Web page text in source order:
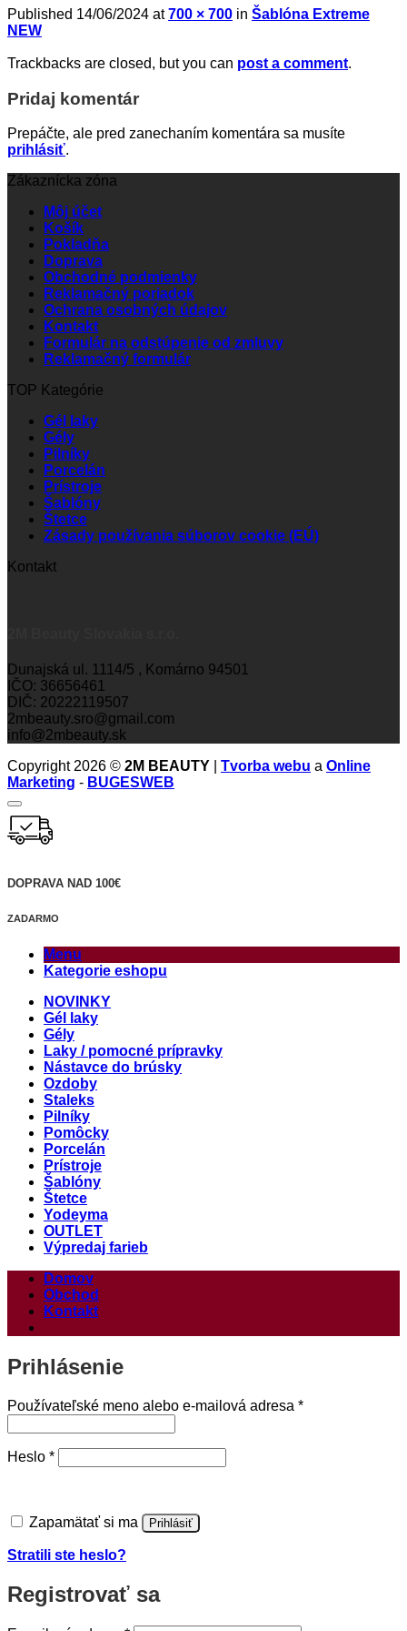
Published 14/06/2024 at700 × 700 in Šablóna Extreme
NEW
Trackbacks are closed, but you can post a comment.
Pridaj komentár
Prepáčte, ale pred zanechaním komentára sa musíte
prihlásiť.
Zákaznícka zóna
Môj účet
Košík
Pokladňa
Doprava
Obchodné podmienky
Reklamačný poriadok
Ochrana osobných údajov
Kontakt
Formulár na odstúpenie od zmluvy
Reklamačný formulár
TOP Kategórie
Gél laky
Gély
Pilníky
Porcelán
Prístroje
Šablóny
Štetce
Zásady používania súborov cookie (EÚ)
Kontakt
Dunajská ul. 1114/5 , Komárno 94501
IČO: 36656461
DIČ: 20222119507
2mbeauty.sro@gmail.com
info@2mbeauty.sk
Copyright 2026 © 2M BEAUTY Tvorba webu a Online
Marketing - BUGESWEB
DOPRAVA NAD 100€
ZADARMO
Menu
Kategorie eshopu
NOVINKY
Gél laky
Gély
Laky / pomocné prípravky
Nástavce do brúsky
Ozdoby
Staleks
Pilníky
Pomôcky
Porcelán
Prístroje
Šablóny
Štetce
Yodeyma
OUTLET
Výpredaj farieb
Domov
Obchod
Kontakt
Prihlásenie
Používateľské meno alebo e-mailová adresa *Povinné
Heslo *Povinné
Zapamätať si ma Prihlásiť
Stratili ste heslo?
Registrovať sa